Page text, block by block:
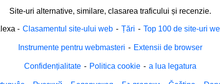
Site-uri alternative, similare, clasarea traficului și recenzie.
- Clasamentul site-ului web - Țări - Top 100 de site-uri
Instrumente pentru webmasteri - Extensii de browser
Confidențialitate - Politica cookie - a lua legatura